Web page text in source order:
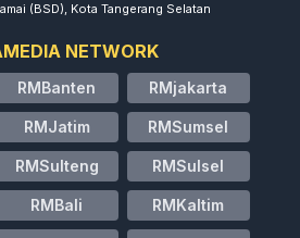
(BSD), Kota Tangerang Selatan
NETWORK
RMBanten RMjakarta
RMJatim RMSumsel
RMSulteng RMSulsel
RMBali RMKaltim